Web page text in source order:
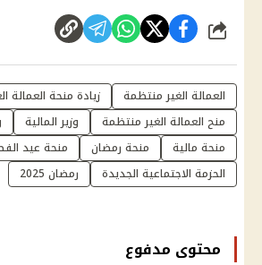
شارك
العمالة الغير منتظمة
زيادة منحة العمالة
منح العمالة الغير منتظمة
وزير المالية
منحة مالية
منحة رمضان
منحة عيد
الحزمة الاجتماعية الجديدة
رمضان 2025
محتوى مدفوع